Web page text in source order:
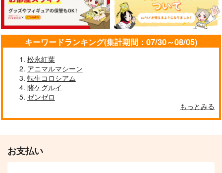
キーワードランキング(集計期間：07/30～08/05)
松永紅葉
アニマルマシーン
転生コロシアム
賭ケグルイ
ゼンゼロ
もっとみる
お支払い